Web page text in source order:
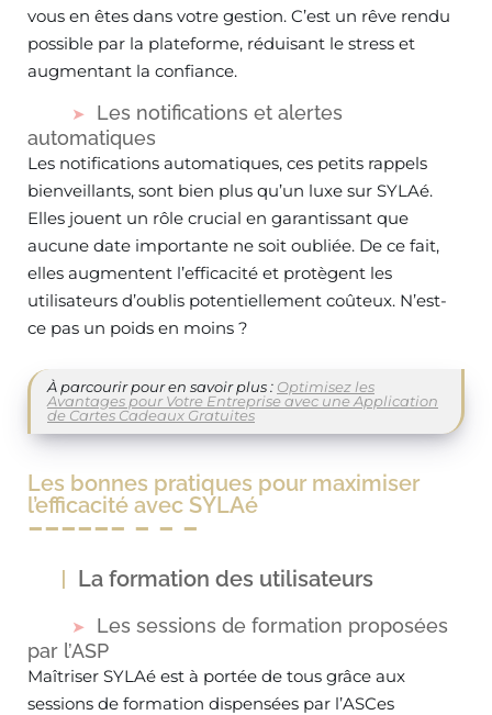
vous en êtes dans votre gestion. C’est un rêve rendu
possible par la plateforme, réduisant le stress et
augmentant la confiance.
Les notifications et alertes
automatiques
Les notifications automatiques, ces petits rappels
bienveillants, sont bien plus qu’un luxe sur SYLAé.
Elles jouent un rôle crucial en garantissant que
aucune date importante ne soit oubliée. De ce fait,
elles augmentent l’efficacité et protègent les
utilisateurs d’oublis potentiellement coûteux. N’est-
ce pas un poids en moins ?
À parcourir pour en savoir plus : Optimisez les
Avantages pour Votre Entreprise avec une Application
de Cartes Cadeaux Gratuites
Les bonnes pratiques pour maximiser
l’efficacité avec SYLAé
La formation des utilisateurs
Les sessions de formation proposées
par l’ASP
Maîtriser SYLAé est à portée de tous grâce aux
sessions de formation dispensées par l’ASCes